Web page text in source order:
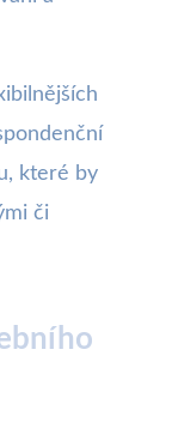
které by
či